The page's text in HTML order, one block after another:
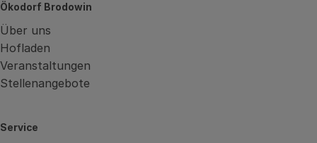
Ökodorf Brodowin
Über uns
Hofladen
Veranstaltungen
Stellenangebote
Service